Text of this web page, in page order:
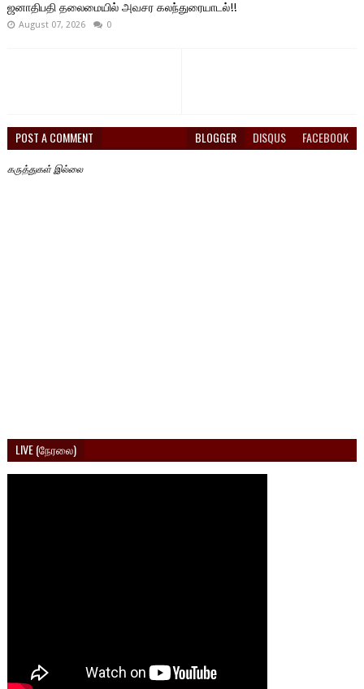
ஜனாதிபதி தலைமையில் அவசர கலந்துரையாடல்!!
August 07, 2026 0
POST A COMMENT BLOGGER DISQUS FACEBOOK
கருத்துகள் இல்லை
LIVE (நேரலை)